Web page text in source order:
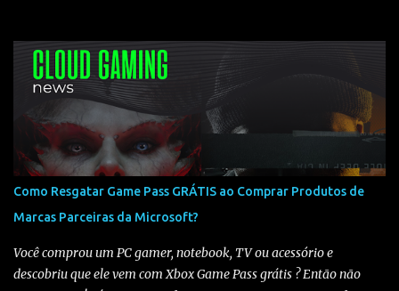
Analisando os últimos títulos, temos o seguinte cenário: 🔹FIFA
22 ➡️ 23/06/2022 (Somente Game Pass) 🔹FIFA 23 ➡️ 16/05/2023
(Somente Game Pass) - Em 21/07/2023 foi liberado no xCloud
🔹EA FC 24 ➡️ 25/06/2024 (Game Pass e xCloud) 🔹EA FC 25 ➡️
12/06/2025 (Game Pass e xCloud) O que isso indica para o EA FC
26? Observando o histórico, fica claro que os jogos da franquia
costumam chegar ao Game Pass entre maio e junho . Mesmo sem
uma data oficial definida, todos os títulos recentes seguiram esse
padrão, sendo adicionados ao catálogo ano após ano. Com base
nisso, é bem provável que o EA FC 26 chegue ao Game Pa...
Como Resgatar Game Pass GRÁTIS ao Comprar Produtos de
Marcas Parceiras da Microsoft?
Você comprou um PC gamer, notebook, TV ou acessório e
descobriu que ele vem com Xbox Game Pass grátis ? Então não